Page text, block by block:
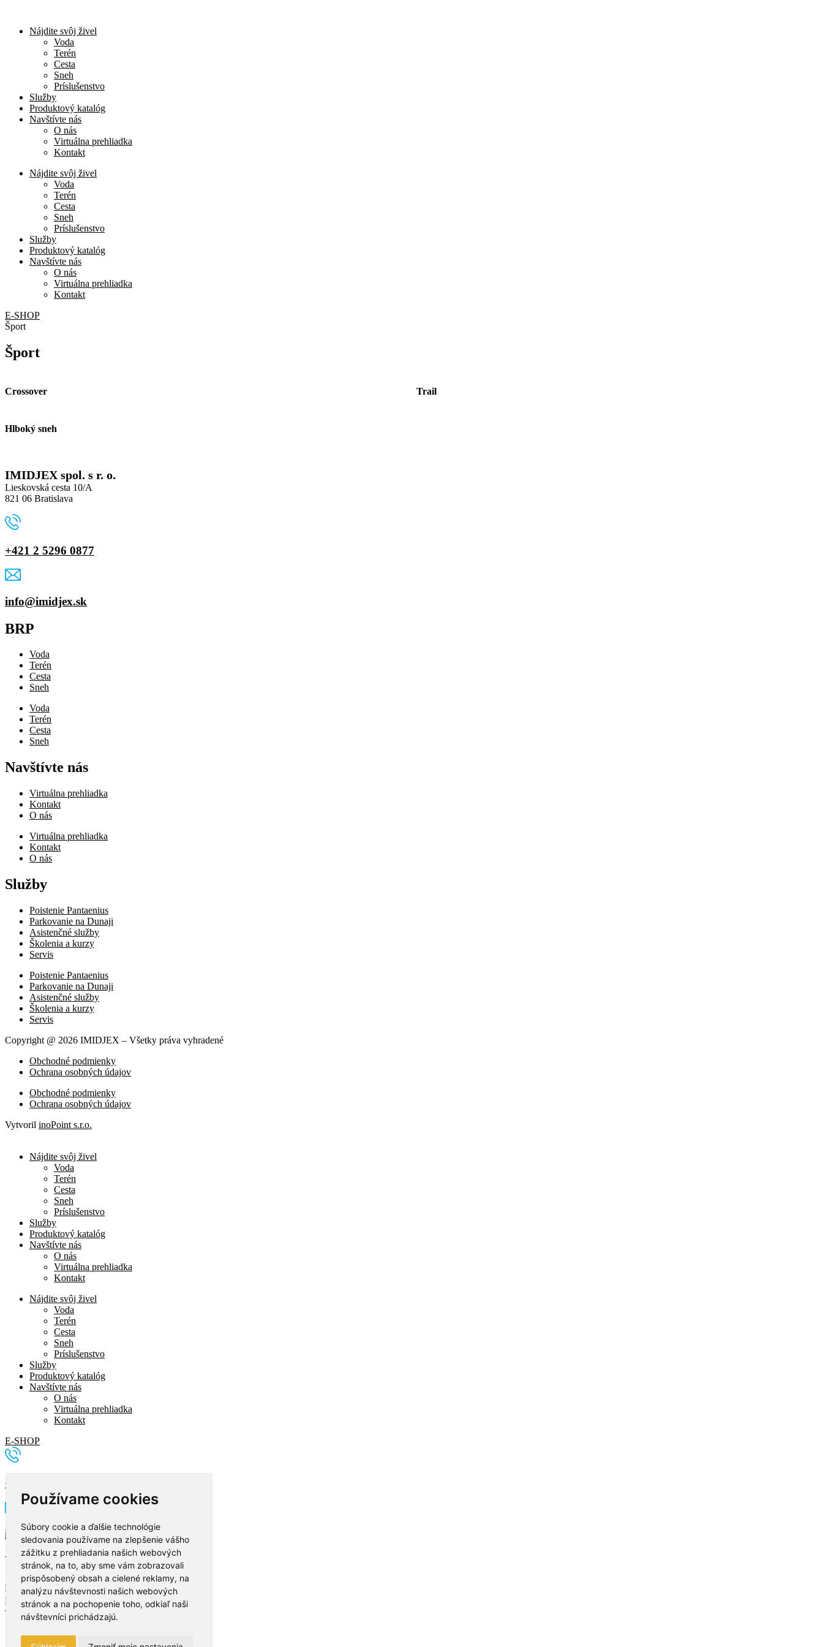
Používame cookies
Súbory cookie a ďalšie technológie
sledovania používame na zlepšenie vášho
zážitku z prehliadania našich webových
stránok, na to, aby sme vám zobrazovali
prispôsobený obsah a cielené reklamy, na
analýzu návštevnosti našich webových
stránok a na pochopenie toho, odkiaľ naši
návštevníci prichádzajú.
Nájdite svôj živel
Voda
Terén
Cesta
Sneh
Príslušenstvo
Služby
Produktový katalóg
Navštívte nás
O nás
Virtuálna prehliadka
Kontakt
Nájdite svôj živel
Voda
Terén
Cesta
Sneh
Príslušenstvo
Služby
Produktový katalóg
Navštívte nás
O nás
Virtuálna prehliadka
Kontakt
E-SHOP
Šport
Šport
Crossover
Hlboký sneh
Trail
IMIDJEX spol. s r. o.
Lieskovská cesta 10/A
821 06 Bratislava
+421 2 5296 0877
info@imidjex.sk
BRP
Voda
Terén
Cesta
Sneh
Voda
Terén
Cesta
Sneh
Navštívte nás
Virtuálna prehliadka
Kontakt
O nás
Virtuálna prehliadka
Kontakt
O nás
Služby
Poistenie Pantaenius
Parkovanie na Dunaji
Asistenčné služby
Školenia a kurzy
Servis
Poistenie Pantaenius
Parkovanie na Dunaji
Asistenčné služby
Školenia a kurzy
Servis
Copyright @ 2026 IMIDJEX – Všetky práva vyhradené
Obchodné podmienky
Ochrana osobných údajov
Obchodné podmienky
Ochrana osobných údajov
Vytvoril inoPoint s.r.o.
Nájdite svôj živel
Voda
Terén
Cesta
Sneh
Príslušenstvo
Služby
Produktový katalóg
Navštívte nás
O nás
Virtuálna prehliadka
Kontakt
Nájdite svôj živel
Voda
Terén
Cesta
Sneh
Príslušenstvo
Služby
Produktový katalóg
Navštívte nás
O nás
Virtuálna prehliadka
Kontakt
E-SHOP
+421 2 5296 0877
info@imidjex.sk
Vyplňte formulár
Meno a priezvisko
Email
Telefón